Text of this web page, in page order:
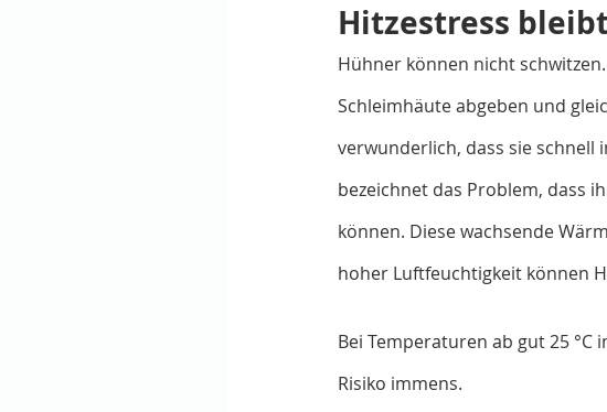
Hitzestress
Hühner können nicht
Schleimhäute abgeben und
verwunderlich, dass sie schnell
bezeichnet das Problem, dass
können. Diese wachsende
hoher Luftfeuchtigkeit können
Bei Temperaturen ab gut 25
Risiko immens.